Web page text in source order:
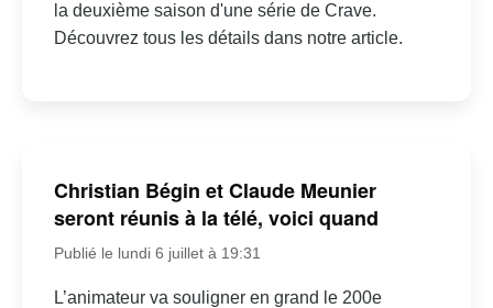
la deuxième saison d'une série de Crave.
Découvrez tous les détails dans notre article.
Christian Bégin et Claude Meunier
seront réunis à la télé, voici quand
Publié le lundi 6 juillet à 19:31
L’animateur va souligner en grand le 200e